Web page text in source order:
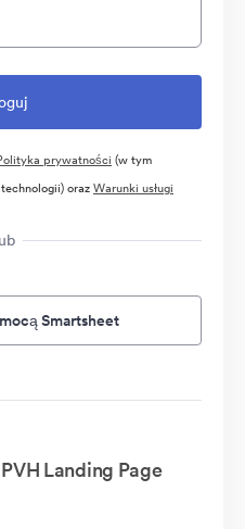
prywatności (w tym
orazWarunki usługi
Smartsheet
Landing Page